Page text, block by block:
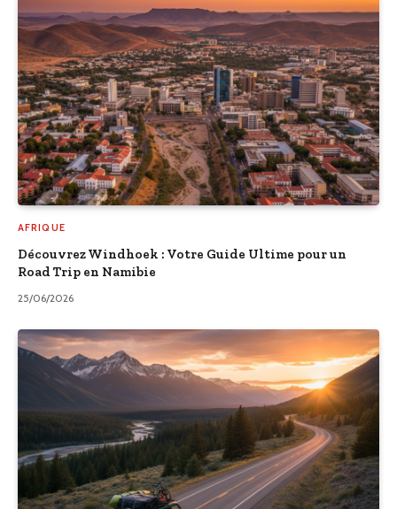
AFRIQUE
Découvrez Windhoek : Votre Guide Ultime pour un
Road Trip en Namibie
25/06/2026